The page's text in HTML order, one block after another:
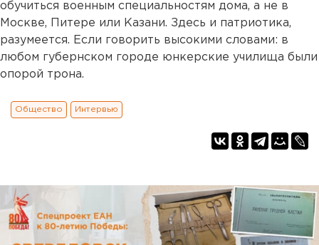
обучиться военным специальностям дома, а не в
Москве, Питере или Казани. Здесь и патриотика,
разумеется. Если говорить высокими словами: в
любом губернском городе юнкерские училища были
опорой трона.
Общество Интервью